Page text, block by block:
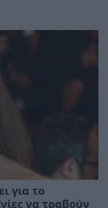
για το
να τραβούν